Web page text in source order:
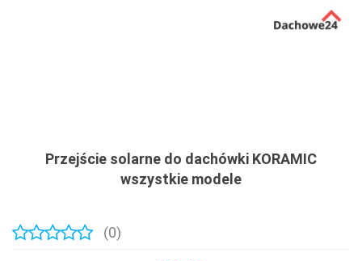
Przejście solarne do dachówki KORAMIC
wszystkie modele
(0)